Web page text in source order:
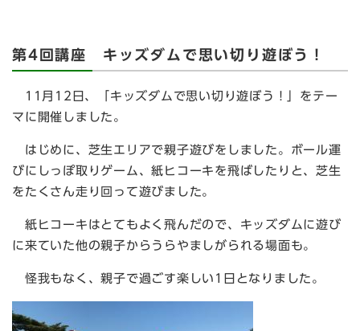
第4回講座 キッズダムで思い切り遊ぼう！
11月12日、「キッズダムで思い切り遊ぼう！」をテー
マに開催しました。
はじめに、芝生エリアで親子遊びをしました。ボール運
びにしっぽ取りゲーム、紙ヒコーキを飛ばしたりと、芝生
をたくさん走り回って遊びました。
紙ヒコーキはとてもよく飛んだので、キッズダムに遊び
に来ていた他の親子からうらやましがられる場面も。
怪我もなく、親子で過ごす楽しい1日となりました。